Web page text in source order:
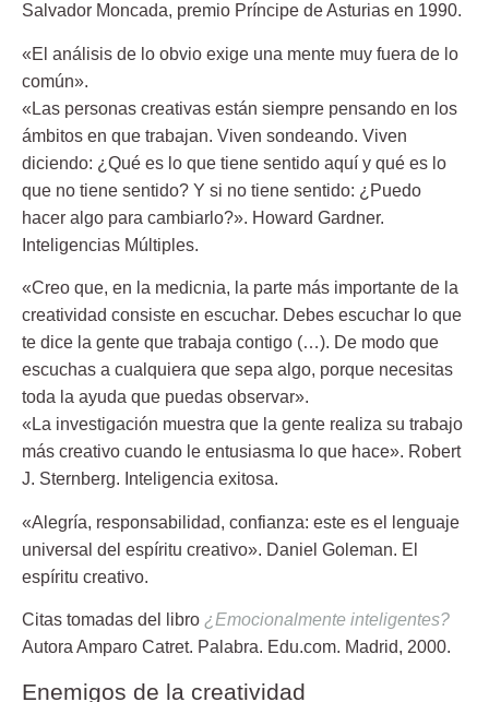
Salvador Moncada, premio Príncipe de Asturias en 1990.
«El análisis de lo obvio exige una mente muy fuera de lo
común».
«Las personas creativas están siempre pensando en los
ámbitos en que trabajan. Viven sondeando. Viven
diciendo: ¿Qué es lo que tiene sentido aquí y qué es lo
que no tiene sentido? Y si no tiene sentido: ¿Puedo
hacer algo para cambiarlo?». Howard Gardner.
Inteligencias Múltiples.
«Creo que, en la medicnia, la parte más importante de la
creatividad consiste en escuchar. Debes escuchar lo que
te dice la gente que trabaja contigo (…). De modo que
escuchas a cualquiera que sepa algo, porque necesitas
toda la ayuda que puedas observar».
«La investigación muestra que la gente realiza su trabajo
más creativo cuando le entusiasma lo que hace». Robert
J. Sternberg. Inteligencia exitosa.
«Alegría, responsabilidad, confianza: este es el lenguaje
universal del espíritu creativo». Daniel Goleman. El
espíritu creativo.
Citas tomadas del libro ¿Emocionalmente inteligentes?
Autora Amparo Catret. Palabra. Edu.com. Madrid, 2000.
Enemigos de la creatividad